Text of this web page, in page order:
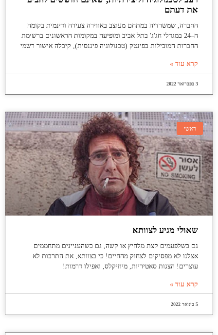
את דעתם
החברה, שמשרדיה במתחם מעוצב באווירה צעירה ודינמית בקומה
ה–24 במגדלי חג'ג' בתל אביב ומופיעה במקומות הראשונים ברשימת
החברות המובילות בפינטק (טכנולוגיה פיננסית), קיבלה אישור רשמי
קרא עוד »
3 בפברואר 2022
ראשי
שאולי מגיע לצוותא
גם כשלפעמים קצת מלחיץ או קשה, גם כשהעניינים מתחממים
אצלנו לא מפסיקים לצחוק מהחיים! כי בצוותא, את התרבות לא
עוצרים! הצגות סאטיריות, מיוזיקלס, ואפילו דרמות!
קרא עוד »
5 בינואר 2022